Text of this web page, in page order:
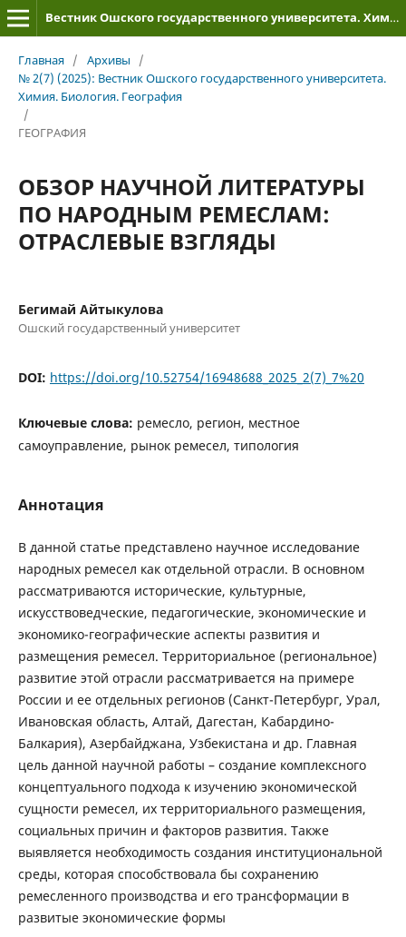
Вестник Ошского государственного университета. Химия. Биология. География
Главная / Архивы
/
№ 2(7) (2025): Вестник Ошского государственного университета.
Химия. Биология. География
/
ГЕОГРАФИЯ
ОБЗОР НАУЧНОЙ ЛИТЕРАТУРЫ
ПО НАРОДНЫМ РЕМЕСЛАМ:
ОТРАСЛЕВЫЕ ВЗГЛЯДЫ
Бегимай Айтыкулова
Ошский государственный университет
DOI: https://doi.org/10.52754/16948688_2025_2(7)_7%20
Ключевые слова: ремесло, регион, местное
самоуправление, рынок ремесел, типология
Аннотация
В данной статье представлено научное исследование
народных ремесел как отдельной отрасли. В основном
рассматриваются исторические, культурные,
искусствоведческие, педагогические, экономические и
экономико-географические аспекты развития и
размещения ремесел. Территориальное (региональное)
развитие этой отрасли рассматривается на примере
России и ее отдельных регионов (Санкт-Петербург, Урал,
Ивановская область, Алтай, Дагестан, Кабардино-
Балкария), Азербайджана, Узбекистана и др. Главная
цель данной научной работы – создание комплексного
концептуального подхода к изучению экономической
сущности ремесел, их территориального размещения,
социальных причин и факторов развития. Также
выявляется необходимость создания институциональной
среды, которая способствовала бы сохранению
ремесленного производства и его трансформации в
развитые экономические формы